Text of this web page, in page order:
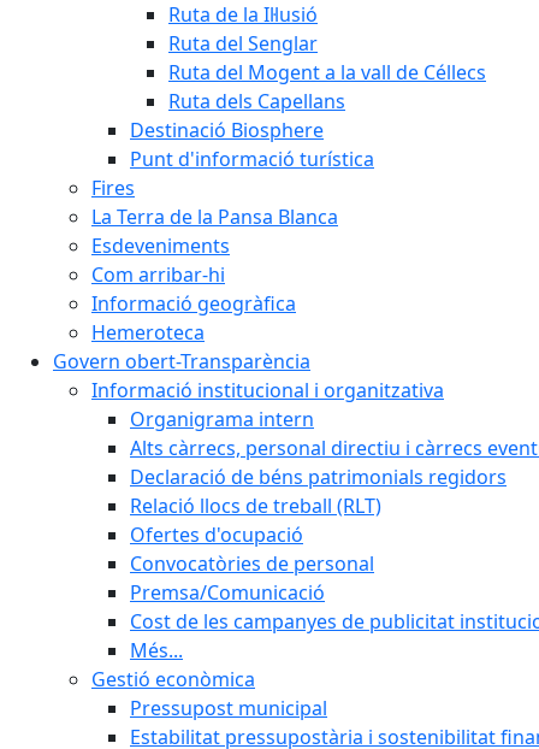
Ruta de la Il·lusió
Ruta del Senglar
Ruta del Mogent a la vall de Céllecs
Ruta dels Capellans
Destinació Biosphere
Punt d'informació turística
Fires
La Terra de la Pansa Blanca
Esdeveniments
Com arribar-hi
Informació geogràfica
Hemeroteca
Govern obert-Transparència
Informació institucional i organitzativa
Organigrama intern
Alts càrrecs, personal directiu i càrrecs
Declaració de béns patrimonials regidors
Relació llocs de treball (RLT)
Ofertes d'ocupació
Convocatòries de personal
Premsa/Comunicació
Cost de les campanyes de publicitat
Més...
Gestió econòmica
Pressupost municipal
Estabilitat pressupostària i sostenibilitat